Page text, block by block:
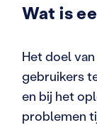
Wat is
Het doel
gebruikers
en bij het
problemen